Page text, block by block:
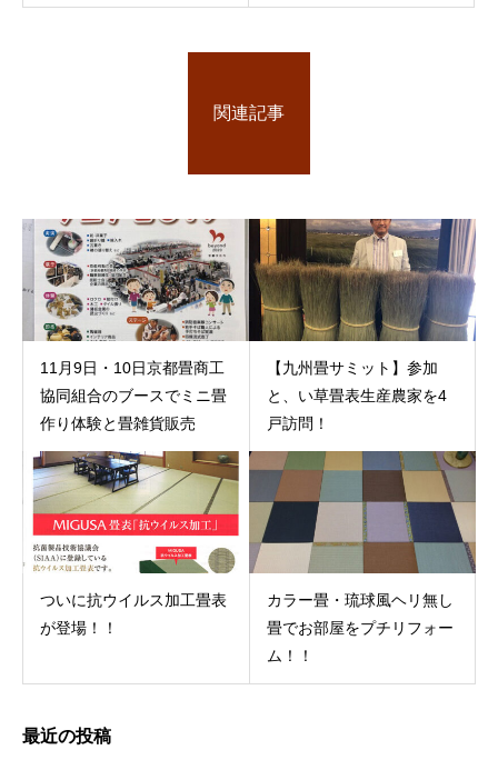
関連記事
11月9日・10日京都畳商工
協同組合のブースでミニ畳
作り体験と畳雑貨販売
【九州畳サミット】参加
と、い草畳表生産農家を4
戸訪問！
ついに抗ウイルス加工畳表
が登場！！
カラー畳・琉球風ヘリ無し
畳でお部屋をプチリフォー
ム！！
最近の投稿